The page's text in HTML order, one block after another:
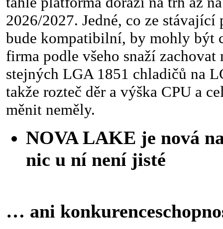
2026/2027. Jedné, co ze
bude kompatibilní, by mohly být
firma podle všeho snaží
stejných LGA 1851 chladičů na
takže rozteč děr a výška CPU a
měnit neměly.
NOVA LAKE je nová
nic u ní není jisté
… ani